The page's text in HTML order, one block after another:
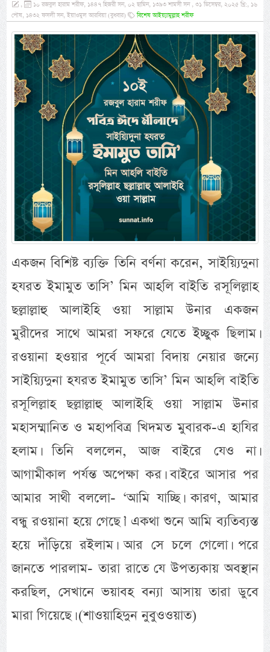
,
১০ রজবুল হারাম শরীফ, ১৪৪৭ হিজরী সন, ০২ ছামিন, ১৩৯৩ শামসী সন , ৩১ ডিসেম্বর, ২০২৫ খ্রি:, ১৬
পৌষ, ১৪৩২ ফসলী সন, ইয়াওমুল আরবিয়া (বুধবার)
বিশেষ আইয়্যামুল্লাহ শরীফ
একজন বিশিষ্ট ব্যক্তি তিনি বর্ণনা করেন, সাইয়্যিদুনা
হযরত ইমামুত তাসি’ মিন আহলি বাইতি রসূলিল্লাহ
ছল্লাল্লাহু আলাইহি ওয়া সাল্লাম উনার একজন
মুরীদের সাথে আমরা সফরে যেতে ইচ্ছুক ছিলাম।
রওয়ানা হওয়ার পূর্বে আমরা বিদায় নেয়ার জন্যে
সাইয়্যিদুনা হযরত ইমামুত তাসি’ মিন আহলি বাইতি
রসূলিল্লাহ ছল্লাল্লাহু আলাইহি ওয়া সাল্লাম উনার
মহাসম্মানিত ও মহাপবিত্র খিদমত মুবারক-এ হাযির
হলাম। তিনি বললেন, আজ বাইরে যেও না।
আগামীকাল পর্যন্ত অপেক্ষা কর। বাইরে আসার পর
আমার সাথী বললো- ‘আমি যাচ্ছি। কারণ, আমার
বন্ধু রওয়ানা হয়ে গেছে।’ একথা শুনে আমি ব্যতিব্যস্ত
হয়ে দাঁড়িয়ে রইলাম। আর সে চলে গেলো। পরে
জানতে পারলাম- তারা রাতে যে উপত্যকায় অবস্থান
করছিল, সেখানে ভয়াবহ বন্যা আসায় তারা ডুবে
মারা গিয়েছে। (শাওয়াহিদুন নুবুওওয়াত)